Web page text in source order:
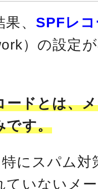
、 SPFレコ
）の設定
ードとは、
です。
にスパム対
ていないメ